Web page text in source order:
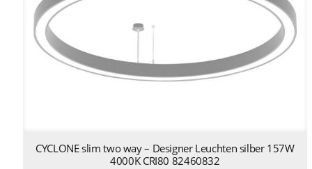
CYCLONE slim two way – Designer Leuchten silber 157W
4000K CRI80 82460832